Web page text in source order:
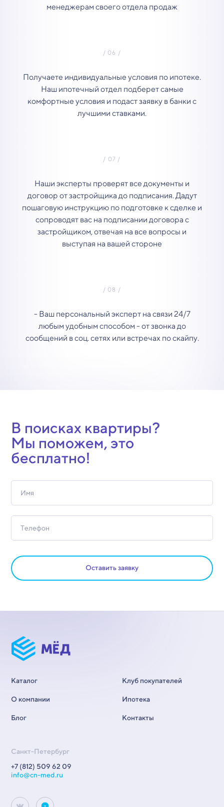
менеджерам своего отдела продаж
Получаете индивидуальные условия по ипотеке.
Наш ипотечный отдел подберет самые
комфортные условия и подаст заявку в банки с
лучшими ставками.
Наши эксперты проверят все документы и
договор от застройщика до подписания. Дадут
пошаговую инструкцию по подготовке к сделке и
сопроводят вас на подписании договора с
застройщиком, отвечая на все вопросы и
выступая на вашей стороне
- Ваш персональный эксперт на связи 24/7
любым удобным способом - от звонка до
сообщений в соц. сетях или встречах по скайпу.
В поисках квартиры?
Мы поможем, это
бесплатно!
Оставить заявку
Каталог
О компании
Блог
Клуб покупателей
Ипотека
Контакты
Санкт-Петербург
+7 (812) 509 62 09
info@cn-med.ru